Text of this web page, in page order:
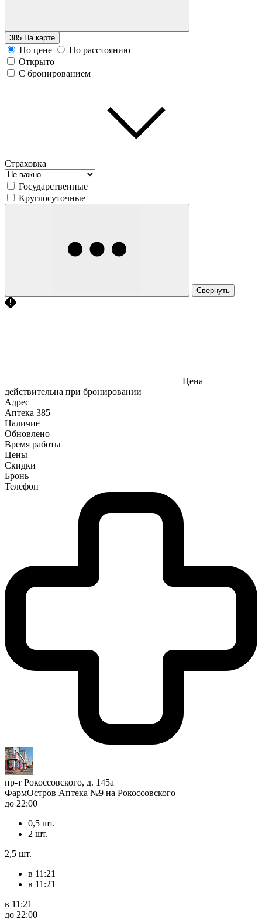
385 На карте
По цене
По расстоянию
Открыто
С бронированием
Страховка
Государственные
Круглосуточные
Свернуть
Цена
действительна при бронировании
Адрес
Аптека 385
Наличие
Обновлено
Время работы
Цены
Скидки
Бронь
Телефон
пр-т Рокоссовского, д. 145а
ФармОстров Аптека №9 на Рокоссовского
до 22:00
0,5 шт.
2 шт.
2,5 шт.
в 11:21
в 11:21
в 11:21
до 22:00